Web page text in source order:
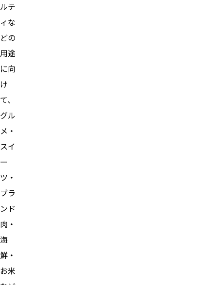
ルテ
ィな
どの
用途
に向
け
て、
グル
メ・
スイ
ー
ツ・
ブラ
ンド
肉・
海
鮮・
お米